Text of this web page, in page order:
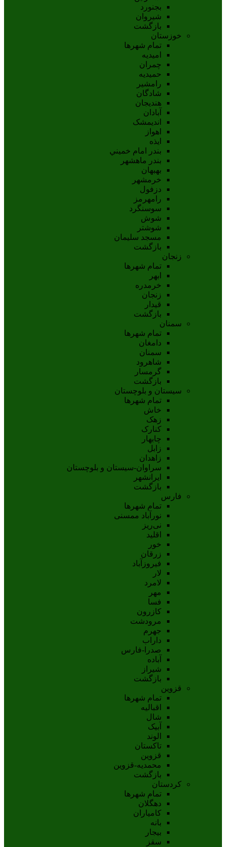
بجنورد
شيروان
بازگشت
خوزستان
تمام شهر‌ها
امیدیه
چمران
حمیدیه
رامشیر
شادگان
هندیجان
آبادان
انديمشک
اهواز
ايذه
بندر امام خميني
بندر ماهشهر
بهبهان
خرمشهر
دزفول
رامهرمز
سوسنگرد
شوش
شوشتر
مسجد سليمان
بازگشت
زنجان
تمام شهر‌ها
ابهر
خرمدره
زنجان
قيدار
بازگشت
سمنان
تمام شهر‌ها
دامغان
سمنان
شاهرود
گرمسار
بازگشت
سیستان و بلوچستان
تمام شهر‌ها
خاش
زهک
کنارک
چابهار
زابل
زاهدان
سراوان-سيستان و بلوچستان
ايرانشهر
بازگشت
فارس
تمام شهر‌ها
نورآباد ممسنی
نی‌ریز
اقلید
خور
زرقان
فیروزآباد
لار
لامرد
مهر
فسا
کازرون
مرودشت
جهرم
داراب
صدرا-فارس
آباده
شيراز
بازگشت
قزوین
تمام شهر‌ها
اقبالیه
شال
آبيک
الوند
تاکستان
قزوين
محمديه-قزوين
بازگشت
کردستان
تمام شهر‌ها
دهگلان
کامیاران
بانه
بيجار
سقز